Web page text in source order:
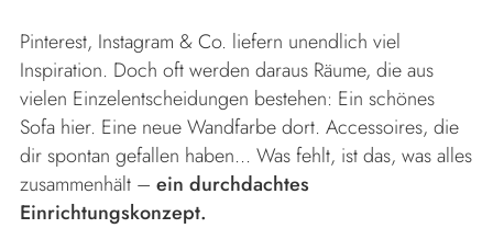
Pinterest, Instagram & Co. liefern unendlich viel
Inspiration. Doch oft werden daraus Räume, die aus
vielen Einzelentscheidungen bestehen: Ein schönes
Sofa hier. Eine neue Wandfarbe dort. Accessoires, die
dir spontan gefallen haben... Was fehlt, ist das, was alles
zusammenhält – ein durchdachtes
Einrichtungskonzept.